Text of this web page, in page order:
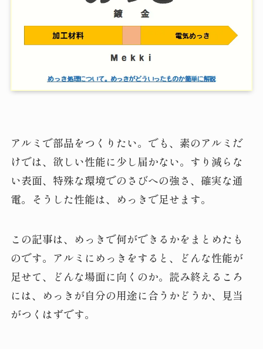
アルミで部品をつくりたい。でも、素のアルミだ
けでは、欲しい性能に少し届かない。すり減らな
い表面、特殊な環境でのさびへの強さ、確実な通
電。そうした性能は、めっきで足せます。
この記事は、めっきで何ができるかをまとめたも
のです。アルミにめっきをすると、どんな性能が
足せて、どんな場面に向くのか。読み終えるころ
には、めっきが自分の用途に合うかどうか、見当
がつくはずです。